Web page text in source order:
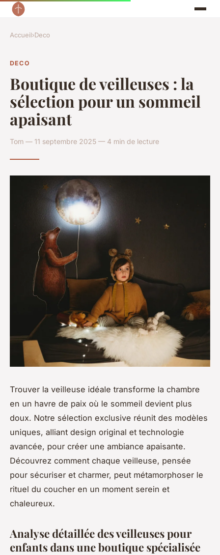
Accueil›Deco
DECO
Boutique de veilleuses : la
sélection pour un sommeil
apaisant
Tom — 11 septembre 2025 — 4 min de lecture
Trouver la veilleuse idéale transforme la chambre
en un havre de paix où le sommeil devient plus
doux. Notre sélection exclusive réunit des modèles
uniques, alliant design original et technologie
avancée, pour créer une ambiance apaisante.
Découvrez comment chaque veilleuse, pensée
pour sécuriser et charmer, peut métamorphoser le
rituel du coucher en un moment serein et
chaleureux.
Analyse détaillée des veilleuses pour
enfants dans une boutique spécialisée